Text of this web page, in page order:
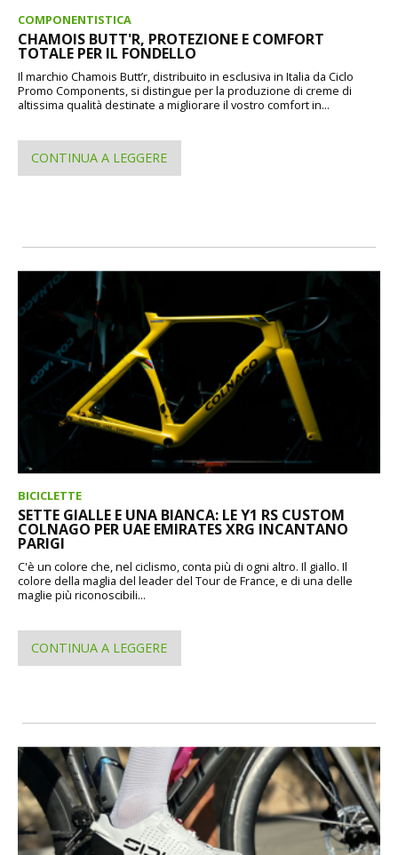
COMPONENTISTICA
CHAMOIS BUTT'R, PROTEZIONE E COMFORT
TOTALE PER IL FONDELLO
Il marchio Chamois Butt’r, distribuito in esclusiva in Italia da Ciclo
Promo Components, si distingue per la produzione di creme di
altissima qualità destinate a migliorare il vostro comfort in...
CONTINUA A LEGGERE
BICICLETTE
SETTE GIALLE E UNA BIANCA: LE Y1 RS CUSTOM
COLNAGO PER UAE EMIRATES XRG INCANTANO
PARIGI
C'è un colore che, nel ciclismo, conta più di ogni altro. Il giallo. Il
colore della maglia del leader del Tour de France, e di una delle
maglie più riconoscibili...
CONTINUA A LEGGERE